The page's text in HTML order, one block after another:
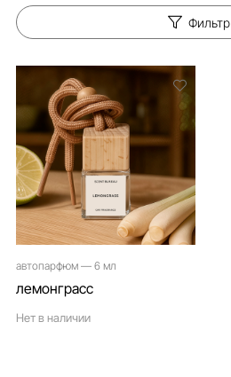
Фильтр
автопарфюм — 6 мл
лемонграсс
Нет в наличии